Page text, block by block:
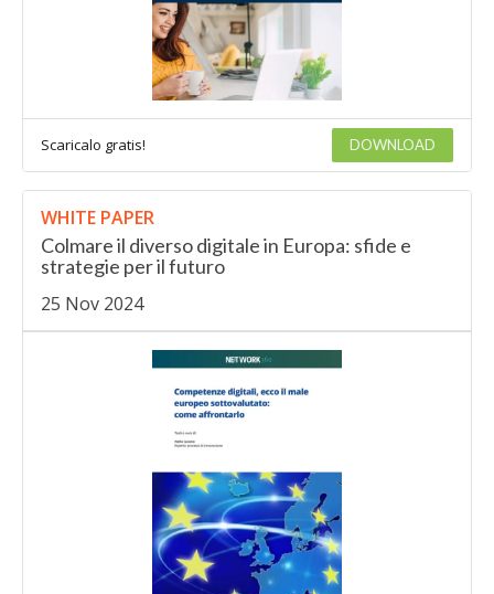
Scaricalo gratis! DOWNLOAD
WHITE PAPER
Colmare il diverso digitale in Europa: sfide e
strategie per il futuro
25 Nov 2024